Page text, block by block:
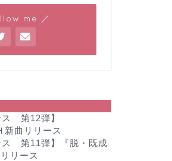
me ／
ス 第12弾】
新曲リリース
ス 第11弾】『脱・既成
リース